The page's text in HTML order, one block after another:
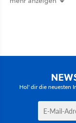
Hol' dir die neuesten